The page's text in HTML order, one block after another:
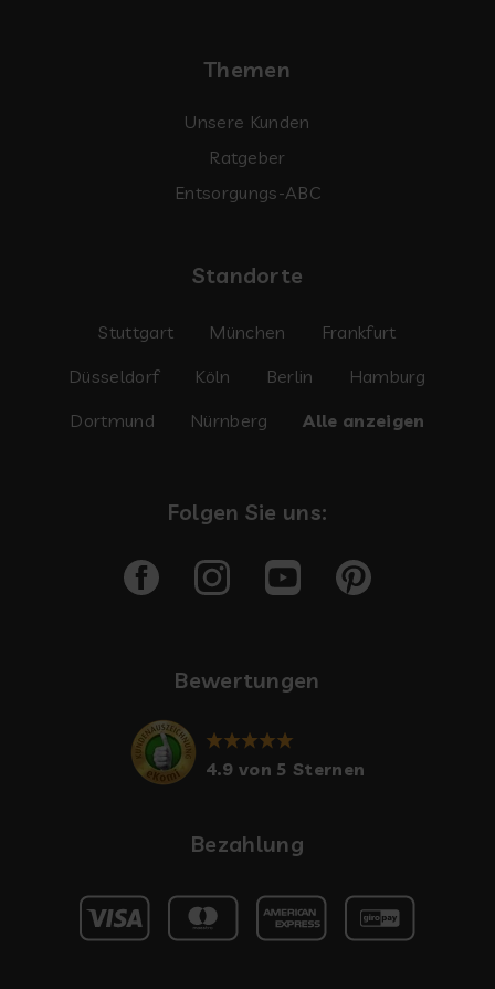
Themen
Unsere Kunden
Ratgeber
Entsorgungs-ABC
Standorte
Stuttgart München
Frankfurt
Düsseldorf
Köln Berlin
Hamburg
Dortmund
Nürnberg Alle anzeigen
Folgen Sie uns:
Bewertungen
4.9 von 5 Sternen
Bezahlung